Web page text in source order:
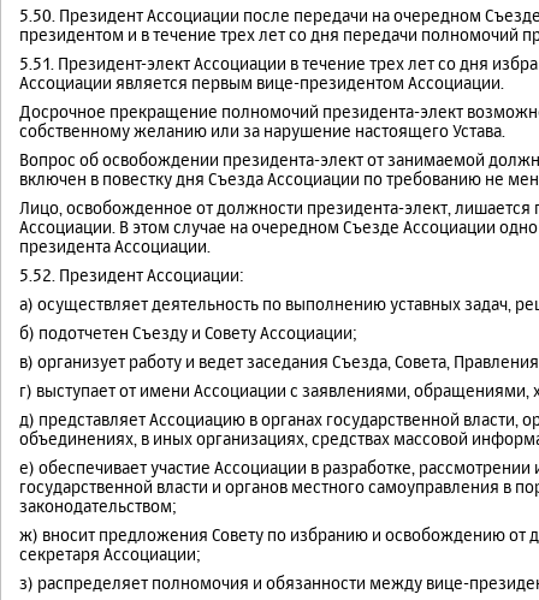
5.50. Президент Ассоциации после передачи на очередном
президентом и в течение трех лет со дня передачи полномочий
5.51. Президент-элект Ассоциации в течение трех лет со дня
Ассоциации является первым вице-президентом Ассоциации.
Досрочное прекращение полномочий президента-элект
собственному желанию или за нарушение настоящего Устава.
Вопрос об освобождении президента-элект от занимаемой
включен в повестку дня Съезда Ассоциации по требованию не
Лицо, освобожденное от должности президента-элект, лишается
Ассоциации. В этом случае на очередном Съезде Ассоциации
президента Ассоциации.
5.52. Президент Ассоциации:
а) осуществляет деятельность по выполнению уставных задач,
б) подотчетен Съезду и Совету Ассоциации;
в) организует работу и ведет заседания Съезда, Совета,
г) выступает от имени Ассоциации с заявлениями, обращениями,
д) представляет Ассоциацию в органах государственной
объединениях, в иных организациях, средствах массовой
е) обеспечивает участие Ассоциации в разработке,
государственной власти и органов местного самоуправления
законодательством;
ж) вносит предложения Совету по избранию и освобождению от
секретаря Ассоциации;
з) распределяет полномочия и обязанности между вице-